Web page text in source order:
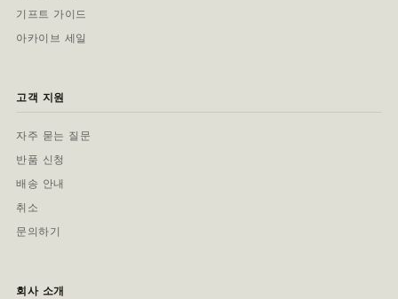
기프트 가이드
아카이브 세일
고객 지원
자주 묻는 질문
반품 신청
배송 안내
취소
문의하기
회사 소개